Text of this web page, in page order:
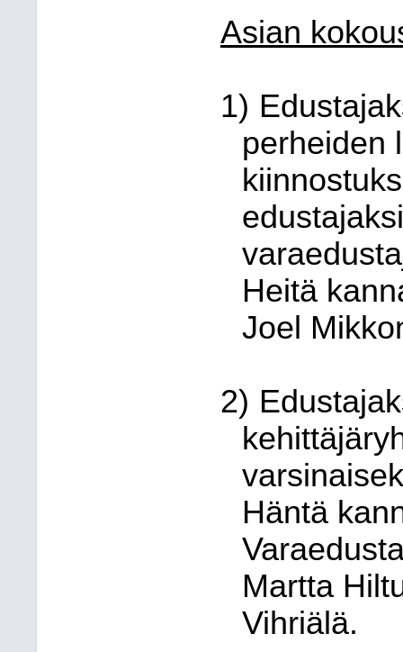
Asian
1)
perheiden
Heitä
Joel
2)
Häntä
Martta
Vihriälä.